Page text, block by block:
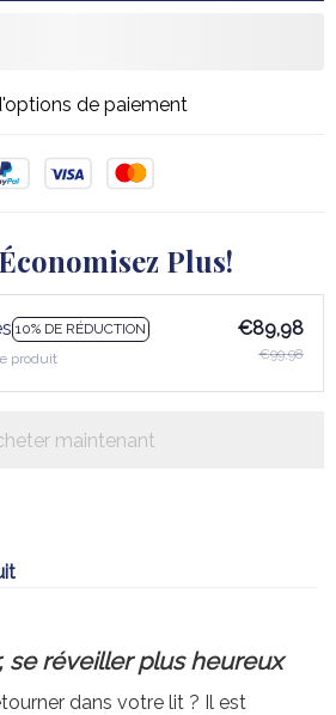
de paiement
Plus!
10% DE RÉDUCTION
produit
€89,98
€99,98
maintenant
se réveiller plus heureux
dans votre lit ? Il est